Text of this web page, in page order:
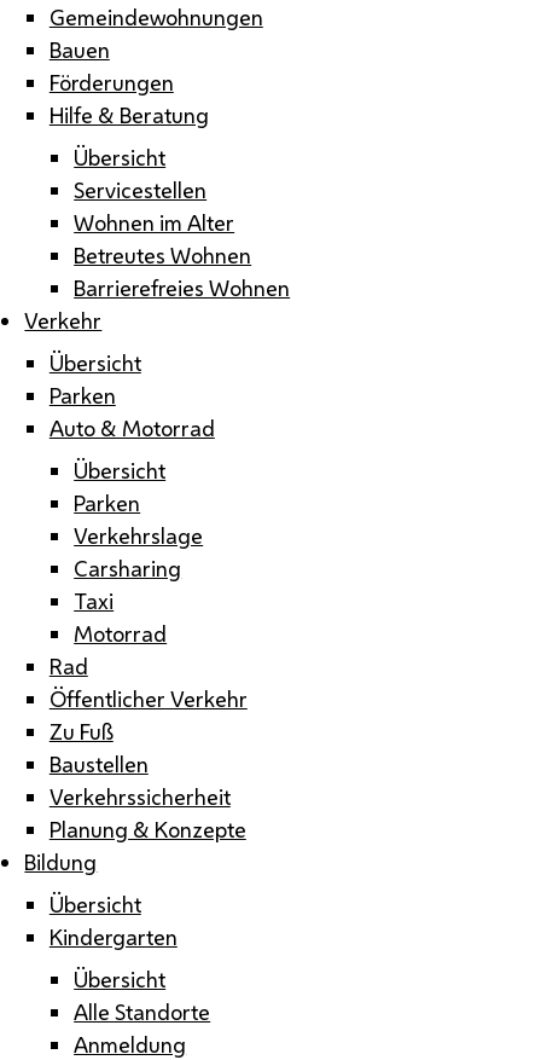
Gemeindewohnungen
Bauen
Förderungen
Hilfe & Beratung
Übersicht
Servicestellen
Wohnen im Alter
Betreutes Wohnen
Barrierefreies Wohnen
Verkehr
Übersicht
Parken
Auto & Motorrad
Übersicht
Parken
Verkehrslage
Carsharing
Taxi
Motorrad
Rad
Öffentlicher Verkehr
Zu Fuß
Baustellen
Verkehrssicherheit
Planung & Konzepte
Bildung
Übersicht
Kindergarten
Übersicht
Alle Standorte
Anmeldung